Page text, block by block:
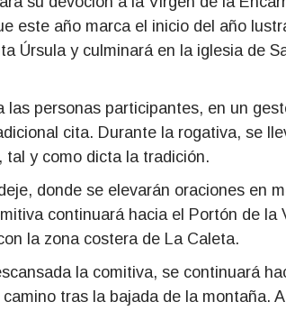
este año marca el inicio del año
Úrsula y culminará en la iglesia de
personas participantes, en un
cita. Durante la rogativa, se
tal y como dicta la tradición.
donde se elevarán oraciones en
continuará hacia el Portón de la
la zona costera de La Caleta.
la comitiva, se continuará
tras la bajada de la montaña.